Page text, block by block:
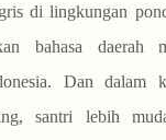
di lingkungan
bahasa daerah
Dan dalam
santri lebih